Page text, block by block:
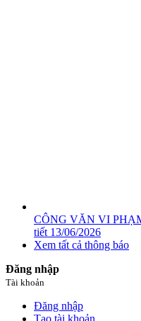
CÔNG VĂN VI
tiết 13/06/2026
Xem tất cả thông báo
Đăng nhập
Tài khoản
Đăng nhập
Tạo tài khoản